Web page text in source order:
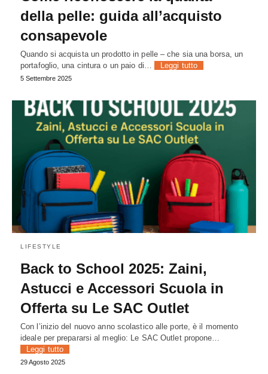
della pelle: guida all’acquisto
consapevole
Quando si acquista un prodotto in pelle – che sia una borsa, un
portafoglio, una cintura o un paio di…
Leggi tutto
5 Settembre 2025
LIFESTYLE
Back to School 2025: Zaini,
Astucci e Accessori Scuola in
Offerta su Le SAC Outlet
Con l’inizio del nuovo anno scolastico alle porte, è il momento
ideale per prepararsi al meglio: Le SAC Outlet propone…
Leggi tutto
29 Agosto 2025